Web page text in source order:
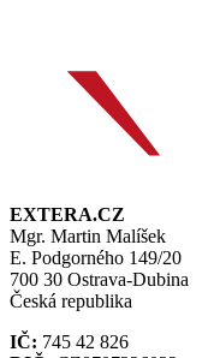
EXTERA.CZ
Mgr. Martin Malíšek
E. Podgorného 149/20
700 30 Ostrava-Dubina
Česká republika
IČ: 745 42 826